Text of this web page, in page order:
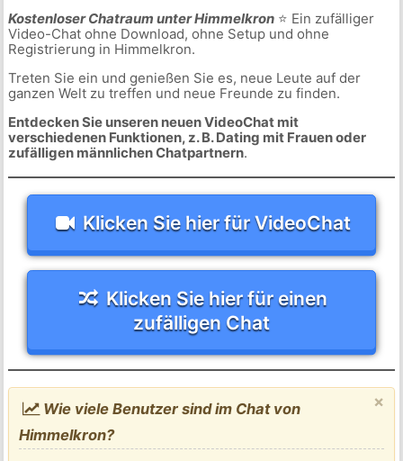
Kostenloser Chatraum unter Himmelkron⭐ Ein zufälliger
Video-Chat ohne Download, ohne Setup und ohne
Registrierung in Himmelkron.
Treten Sie ein und genießen Sie es, neue Leute auf der
ganzen Welt zu treffen und neue Freunde zu finden.
Entdecken Sie unseren neuen VideoChat mit
verschiedenen Funktionen, z. B. Dating mit Frauen oder
zufälligen männlichen Chatpartnern.
Klicken Sie hier für VideoChat
Klicken Sie hier für einen
zufälligen Chat
×
Wie viele Benutzer sind im Chat von
Himmelkron?